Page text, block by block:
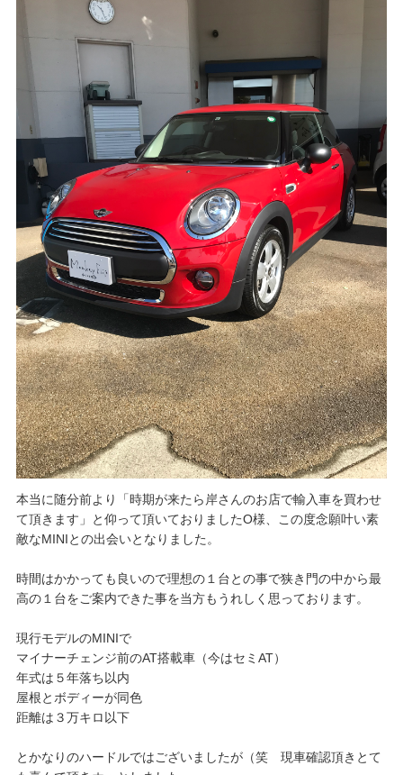
本当に随分前より「時期が来たら岸さんのお店で輸入車を買わせ
て頂きます」と仰って頂いておりましたO様、この度念願叶い素
敵なMINIとの出会いとなりました。
時間はかかっても良いので理想の１台との事で狭き門の中から最
高の１台をご案内できた事を当方もうれしく思っております。
現行モデルのMINIで
マイナーチェンジ前のAT搭載車（今はセミAT）
年式は５年落ち以内
屋根とボディーが同色
距離は３万キロ以下
とかなりのハードルではございましたが（笑 現車確認頂きとて